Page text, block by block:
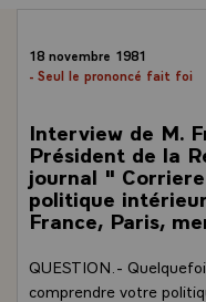
18 novembre 1981
- Seul le prononcé fait foi
Interview de M.
Président de la
journal "
politique
France, Paris,
QUESTION.-
comprendre votre